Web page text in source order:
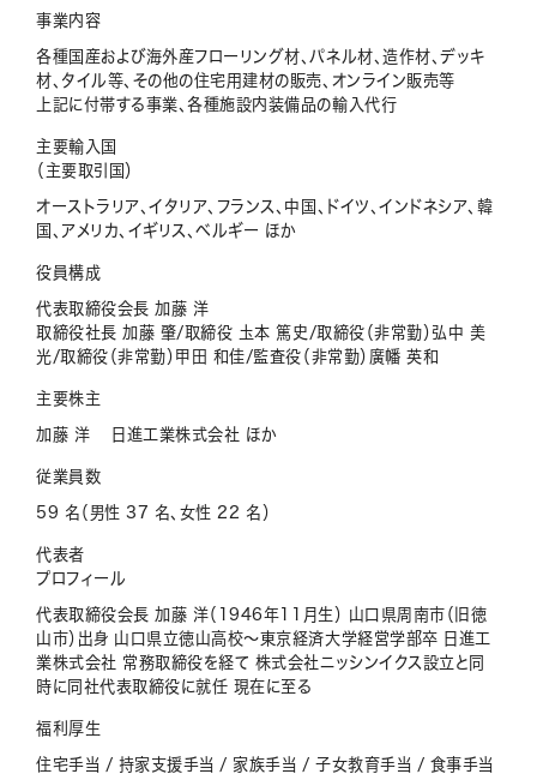
事業内容
各種国産および海外産フローリング材、パネル材、造作材、デッキ
材、タイル等、その他の住宅用建材の販売、オンライン販売等
上記に付帯する事業、各種施設内装備品の輸入代行
主要輸入国
（主要取引国）
オーストラリア、イタリア、フランス、中国、ドイツ、インドネシア、韓
国、アメリカ、イギリス、ベルギー ほか
役員構成
代表取締役会長 加藤 洋
取締役社長 加藤 肇/取締役 圡本 篤史/取締役（非常勤）弘中 美
光/取締役（非常勤）甲田 和佳/監査役（非常勤）廣幡 英和
主要株主
加藤 洋 日進工業株式会社 ほか
従業員数
59 名（男性 37 名、女性 22 名）
代表者
プロフィール
代表取締役会長 加藤 洋（1946年11月生） 山口県周南市（旧徳
山市）出身 山口県立徳山高校〜東京経済大学経営学部卒 日進工
業株式会社 常務取締役を経て 株式会社ニッシンイクス設立と同
時に同社代表取締役に就任 現在に至る
福利厚生
住宅手当 / 持家支援手当 / 家族手当 / 子女教育手当 / 食事手当